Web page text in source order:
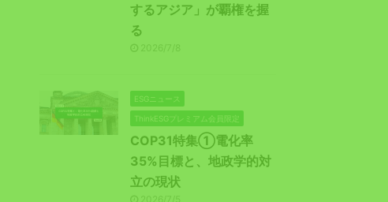
するアジア」が覇権を握
る
2026/7/8
ESGニュース
ThinkESGプレミアム会員限定
COP31特集①電化率
35%目標と、地政学的対
立の現状
2026/7/5